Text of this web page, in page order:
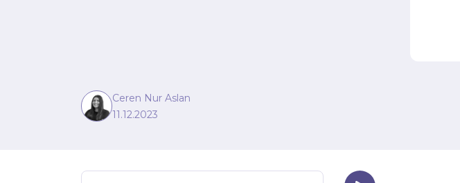
Ceren Nur Aslan
11.12.2023